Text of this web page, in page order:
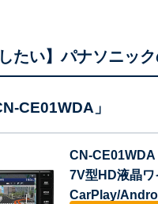
たい】パナソニッ
CE01WDA」
CN-
7V型HD液晶
CarPlay/